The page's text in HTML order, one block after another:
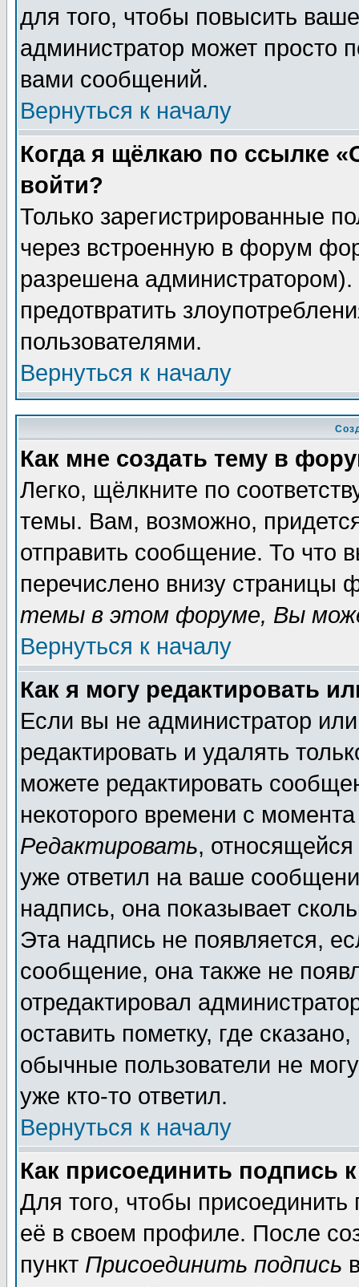
для того, чтобы повысить
администратор может просто
вами сообщений.
Вернуться к началу
Когда я щёлкаю по ссылке
войти?
Только зарегистрированные
через встроенную в форум
разрешена
предотвратить
пользователями.
Вернуться к началу
Как мне создать тему в
Легко, щёлкните по
темы. Вам, возможно,
отправить сообщение. То что
перечислено внизу страницы
темы в этом форуме, Вы
Вернуться к началу
Как я могу редактировать
Если вы не администратор
редактировать и удалять
можете редактировать
некоторого времени с
Редактировать,
уже ответил на ваше
надпись, она показывает
Эта надпись не появляется,
сообщение, она также не
отредактировал
оставить пометку, где
обычные пользователи не
уже кто-то ответил.
Вернуться к началу
Как присоединить подпись
Для того, чтобы
её в своем профиле. После
пункт Присоединить подпись